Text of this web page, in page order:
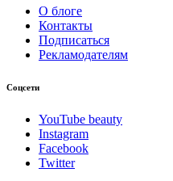
О блоге
Контакты
Подписаться
Рекламодателям
Соцсети
YouTube beauty
Instagram
Facebook
Twitter